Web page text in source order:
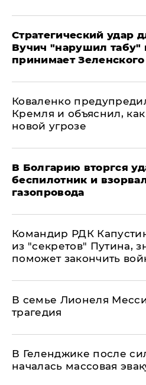
Стратегический удар
Вучич "нарушил табу"
принимает
Коваленко
Кремля и объяснил, как
новой угрозе
В Болгарию вторгся
беспилотник и
газопровода
Командир РДК
из "секретов" Путина,
поможет закончить
В семье Лионеля
трагедия
В Геленджике после
началась массовая